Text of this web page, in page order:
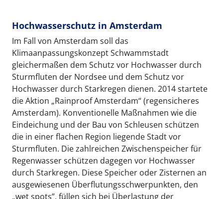
Hochwasserschutz in Amsterdam
Im Fall von Amsterdam soll das
Klimaanpassungskonzept Schwammstadt
gleichermaßen dem Schutz vor Hochwasser durch
Sturmfluten der Nordsee und dem Schutz vor
Hochwasser durch Starkregen dienen. 2014 startete
die Aktion „Rainproof Amsterdam“ (regensicheres
Amsterdam). Konventionelle Maßnahmen wie die
Eindeichung und der Bau von Schleusen schützen
die in einer flachen Region liegende Stadt vor
Sturmfluten. Die zahlreichen Zwischenspeicher für
Regenwasser schützen dagegen vor Hochwasser
durch Starkregen. Diese Speicher oder Zisternen an
ausgewiesenen Überflutungsschwerpunkten, den
„wet spots”, füllen sich bei Überlastung der